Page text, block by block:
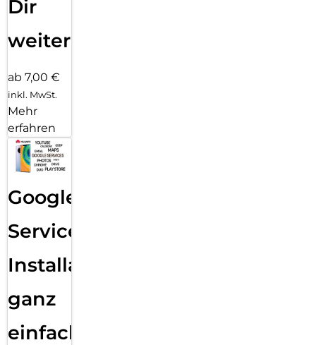
Dir
weiter
ab 7,00 €
inkl. MwSt.
Mehr
erfahren
Google
Services
Installation
ganz
einfach